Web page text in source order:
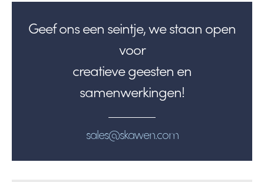
Geef ons een seintje, we staan open
voor
creatieve geesten en
samenwerkingen!
sales@skawen.com